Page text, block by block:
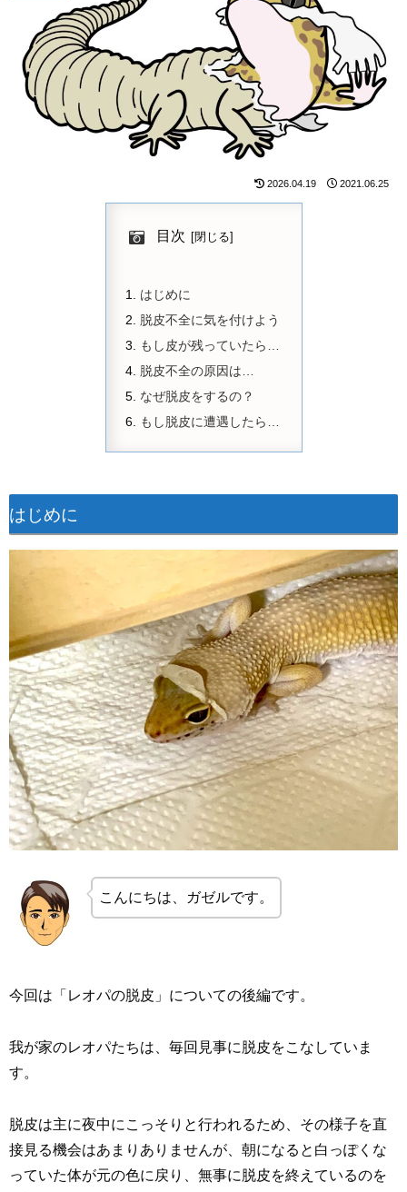
2026.04.19 2021.06.25
目次
はじめに
脱皮不全に気を付けよう
もし皮が残っていたら…
脱皮不全の原因は…
なぜ脱皮をするの？
もし脱皮に遭遇したら…
はじめに
こんにちは、ガゼルです。
今回は「レオパの脱皮」についての後編です。
我が家のレオパたちは、毎回見事に脱皮をこなしていま
す。
脱皮は主に夜中にこっそりと行われるため、その様子を直
接見る機会はあまりありませんが、朝になると白っぽくな
っていた体が元の色に戻り、無事に脱皮を終えているのを